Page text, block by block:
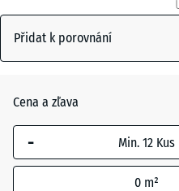
Lipová
zelená (active)
Antracit
500
Vybraný
rozměr s
modrým
ohraničením
Přidat k porovnání
Cena a zľava
-
0 m²